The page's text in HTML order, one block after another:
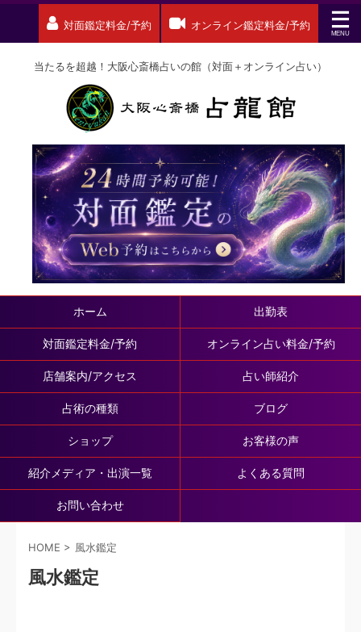
対面鑑定料金/予約 オンライン鑑定料金/予約
当たるを超越！大阪心斎橋占いの館（対面＋オンライン占い）
ホーム 出勤表
対面鑑定料金/予約 オンライン占い料金/予約
店舗案内/アクセス 占い師紹介
占術の種類 ブログ
ショップ お客様の声
紹介メディア・出演一覧 よくある質問
お問い合わせ
HOME > 風水鑑定
風水鑑定